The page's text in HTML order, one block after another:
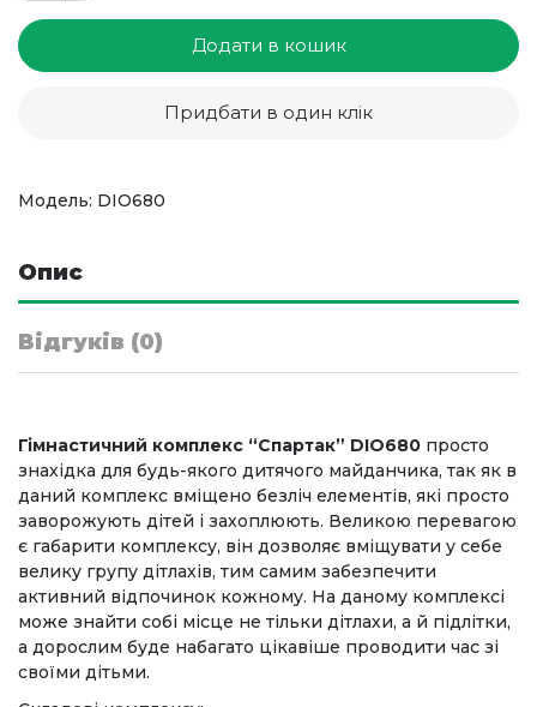
Додати в кошик
Придбати в один клік
Модель: DIO680
Опис
Відгуків (0)
Гімнастичний комплекс “Спартак” DIO680 просто
знахідка для будь-якого дитячого майданчика, так як в
даний комплекс вміщено безліч елементів, які просто
заворожують дітей і захоплюють. Великою перевагою
є габарити комплексу, він дозволяє вміщувати у себе
велику групу дітлахів, тим самим забезпечити
активний відпочинок кожному. На даному комплексі
може знайти собі місце не тільки дітлахи, а й підлітки,
а дорослим буде набагато цікавіше проводити час зі
своїми дітьми.